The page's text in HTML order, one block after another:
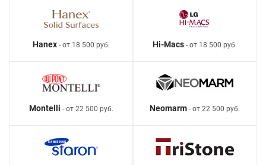
Hanex - от 18 500 руб. Hi-Macs - от 18 500 руб.
Montelli - от 22 500 руб. Neomarm - от 22 500 руб.